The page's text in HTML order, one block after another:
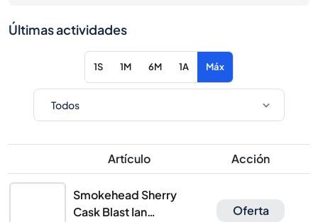
Últimas actividades
1S 1M 6M 1A Máx
Artículo Acción
Smokehead Sherry
Cask Blast Ian
Oferta